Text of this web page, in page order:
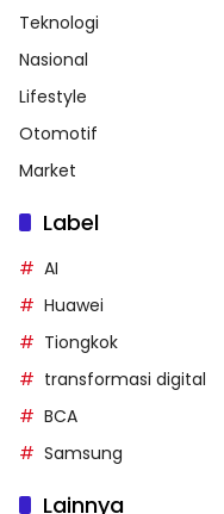
Teknologi
Nasional
Lifestyle
Otomotif
Market
Label
AI
Huawei
Tiongkok
transformasi digital
BCA
Samsung
Lainnya